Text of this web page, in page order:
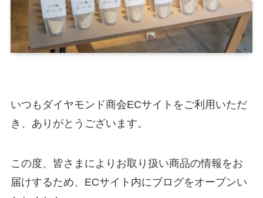
いつもダイヤモンド商会ECサイトをご利用いただ
き、ありがとうございます。
この度、皆さまによりお取り扱い商品の情報をお
届けするため、ECサイト内にブログをオープンい